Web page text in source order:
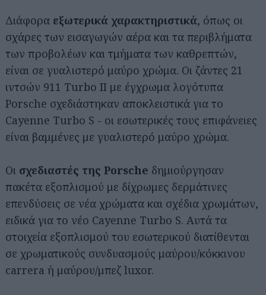
Διάφορα εξωτερικά χαρακτηριστικά, όπως οι
σχάρες των εισαγωγών αέρα και τα περιβλήματα
των προβολέων και τμήματα των καθρεπτών,
είναι σε γυαλιστερό μαύρο χρώμα. Οι ζάντες 21
ιντσών 911 Turbo II με έγχρωμα λογότυπα
Porsche σχεδιάστηκαν αποκλειστικά για το
Cayenne Turbo S - οι εσωτερικές τους επιφάνειες
είναι βαμμένες με γυαλιστερό μαύρο χρώμα.
Οι σχεδιαστές της Porsche δημιούργησαν
πακέτα εξοπλισμού με δίχρωμες δερμάτινες
επενδύσεις σε νέα χρώματα και σχέδια χρωμάτων,
ειδικά για το νέο Cayenne Turbo S. Αυτά τα
στοιχεία εξοπλισμού του εσωτερικού διατίθενται
σε χρωματικούς συνδυασμούς μαύρου/κόκκινου
carrera ή μαύρου/μπεζ luxor.